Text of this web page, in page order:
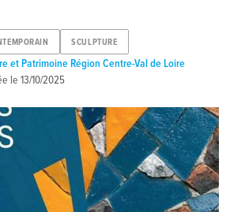
SCULPTURE
et Patrimoine Région Centre-Val de Loire
le13/10/2025